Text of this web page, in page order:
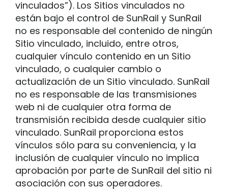
vinculados”). Los Sitios vinculados no
están bajo el control de SunRail y SunRail
no es responsable del contenido de ningún
Sitio vinculado, incluido, entre otros,
cualquier vínculo contenido en un Sitio
vinculado, o cualquier cambio o
actualización de un Sitio vinculado. SunRail
no es responsable de las transmisiones
web ni de cualquier otra forma de
transmisión recibida desde cualquier sitio
vinculado. SunRail proporciona estos
vínculos sólo para su conveniencia, y la
inclusión de cualquier vínculo no implica
aprobación por parte de SunRail del sitio ni
asociación con sus operadores.